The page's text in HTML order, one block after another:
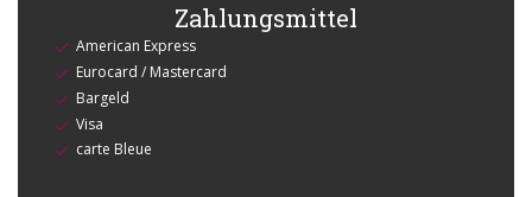
Zahlungsmittel
American Express
Eurocard / Mastercard
Bargeld
Visa
carte Bleue